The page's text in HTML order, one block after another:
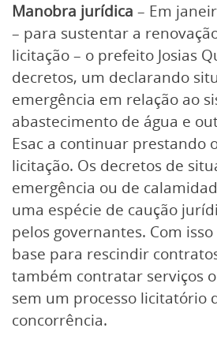
Manobra jurídica – Em
– para sustentar a
licitação – o prefeito Josias
decretos, um declarando
emergência em relação ao
abastecimento de água e
Esac a continuar prestando
licitação. Os decretos de
emergência ou de
uma espécie de caução
pelos governantes. Com
base para rescindir
também contratar serviços
sem um processo licitatório
concorrência.